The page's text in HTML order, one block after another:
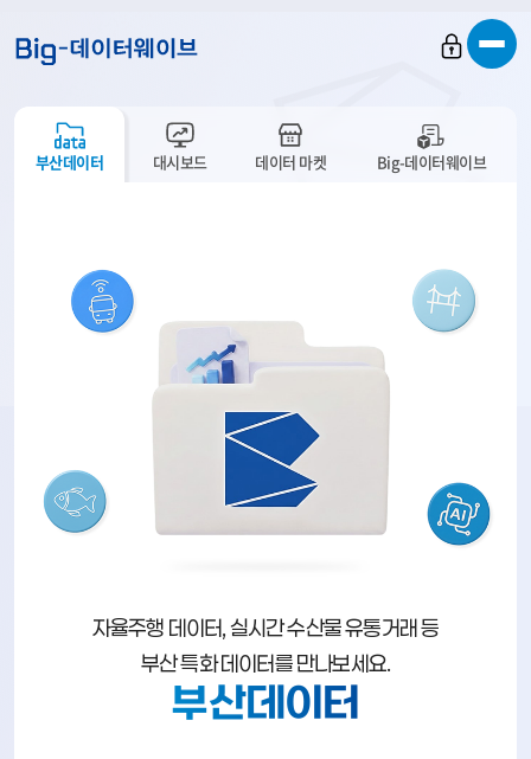
부산데이터 대시보드 데이터 마켓 Big-데이터웨이브
자율주행 데이터, 실시간 수산물 유통거래 등
부산 특화 데이터를 만나보세요.
부산데이터